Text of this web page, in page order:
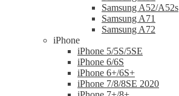
Samsung A52/A52s
Samsung A71
Samsung A72
iPhone
iPhone 5/5S/5SE
iPhone 6/6S
iPhone 6+/6S+
iPhone 7/8/8SE 2020